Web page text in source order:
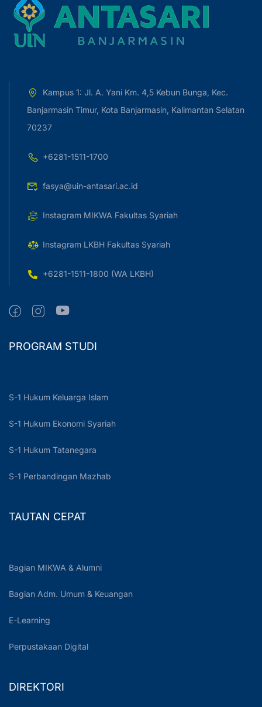
Kampus 1: Jl. A. Yani Km. 4,5 Kebun Bunga, Kec.
Banjarmasin Timur, Kota Banjarmasin, Kalimantan Selatan
70237
+6281-1511-1700
fasya@uin-antasari.ac.id
Instagram MIKWA Fakultas Syariah
Instagram LKBH Fakultas Syariah
+6281-1511-1800 (WA LKBH)
PROGRAM STUDI
S-1 Hukum Keluarga Islam
S-1 Hukum Ekonomi Syariah
S-1 Hukum Tatanegara
S-1 Perbandingan Mazhab
TAUTAN CEPAT
Bagian MIKWA & Alumni
Bagian Adm. Umum & Keuangan
E-Learning
Perpustakaan Digital
DIREKTORI